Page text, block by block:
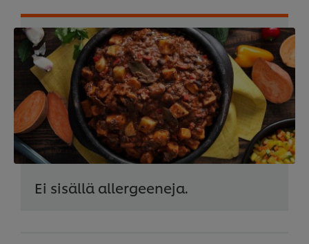
Ei sisällä allergeeneja.